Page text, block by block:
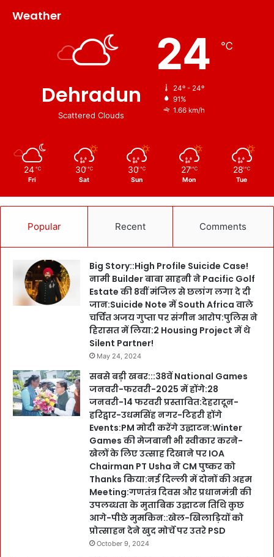
Weather
Dehradun
Scattered Clouds
24 ℃
24º - 24º
91%
1.66 km/h
24 ℃
Fri
30 ℃
Sat
30 ℃
Sun
27 ℃
Mon
28 ℃
Tue
Popular Recent Comments
Big Story::High Profile Suicide Case!
नामी Builder बाबा साहनी ने Pacific Golf
Estate की 8वीं मंजिल से छलांग लगा दे दी
जान:Suicide Note में South Africa वाले
चर्चित अजय गुप्ता पर संगीन आरोप:पुलिस ने
हिरासत में लिया:2 Housing Project में थे
Silent Partner!
May 24, 2024
सबसे बड़ी खबर:::38वें National Games
जनवरी-फरवरी-2025 में होंगे:28
जनवरी-14 फरवरी प्रस्तावित:देहरादून-
हरिद्वार-उधमसिंह नगर-टिहरी होंगे
Events:PM मोदी करेंगे उद्घाटन:Winter
Games की मेजबानी भी स्वीकार करने-
खेलों के लिए उत्साह दिखाने पर IOA
Chairman PT Usha ने CM पुष्कर को
Thanks किया:नई दिल्ली में दोनों की अहम
Meeting:गणतंत्र दिवस और प्रधानमंत्री की
उपलब्धता के मुताबिक उद्घाटन तिथि कुछ
आगे-पीछे मुमकिन::खेल-खिलाड़ियों को
प्रोत्साहन देने खुद मोर्चे पर उतरे PSD
October 9, 2024